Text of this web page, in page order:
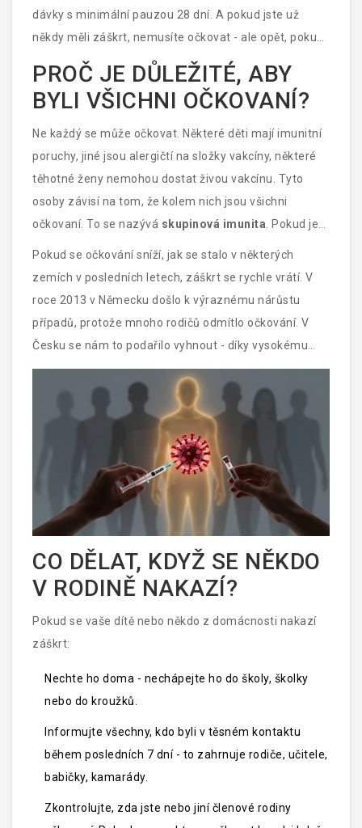
dávky s minimální pauzou 28 dní. A pokud jste už
někdy měli záškrt, nemusíte očkovat - ale opět, pokud
nejste si jistí, je lepší udělat test nebo se očkovat.
PROČ JE DŮLEŽITÉ, ABY
BYLI VŠICHNI OČKOVANÍ?
Ne každý se může očkovat. Některé děti mají imunitní
poruchy, jiné jsou alergičtí na složky vakcíny, některé
těhotné ženy nemohou dostat živou vakcínu. Tyto
osoby závisí na tom, že kolem nich jsou všichni
očkovaní. To se nazývá skupinová imunita. Pokud je
95 % populace očkovaných, virus nemá šanci se šířit -
a chrání i ty, kteří nemohou být očkováni.
Pokud se očkování sníží, jak se stalo v některých
zemích v posledních letech, záškrt se rychle vrátí. V
roce 2013 v Německu došlo k výraznému nárůstu
případů, protože mnoho rodičů odmítlo očkování. V
Česku se nám to podařilo vyhnout - díky vysokému
podílu očkovaných. Ale to neznamená, že to můžeme
brát jako samozřejmost.
CO DĚLAT, KDYŽ SE NĚKDO
V RODINĚ NAKAZÍ?
Pokud se vaše dítě nebo někdo z domácnosti nakazí
záškrt:
Nechte ho doma - nechápejte ho do školy, školky
nebo do kroužků.
Informujte všechny, kdo byli v těsném kontaktu
během posledních 7 dní - to zahrnuje rodiče, učitele,
babičky, kamarády.
Zkontrolujte, zda jste nebo jiní členové rodiny